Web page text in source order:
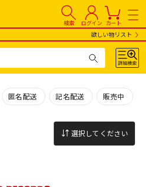
検索 ログイン カート
欲しい物リスト
匿名配送 記名配送 販売中
選択してください